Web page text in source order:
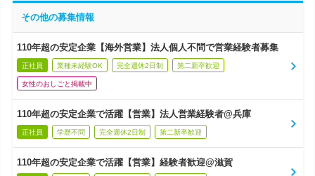
その他の募集情報
110年超の安定企業【海外営業】法人個人不問で営業経験者募集
正社員 業種未経験OK 完全週休2日制 第二新卒歓迎
女性のおしごと掲載中
110年超の安定企業で活躍【営業】法人営業経験者@兵庫
正社員 学歴不問 完全週休2日制 第二新卒歓迎
110年超の安定企業で活躍【営業】経験者歓迎@滋賀